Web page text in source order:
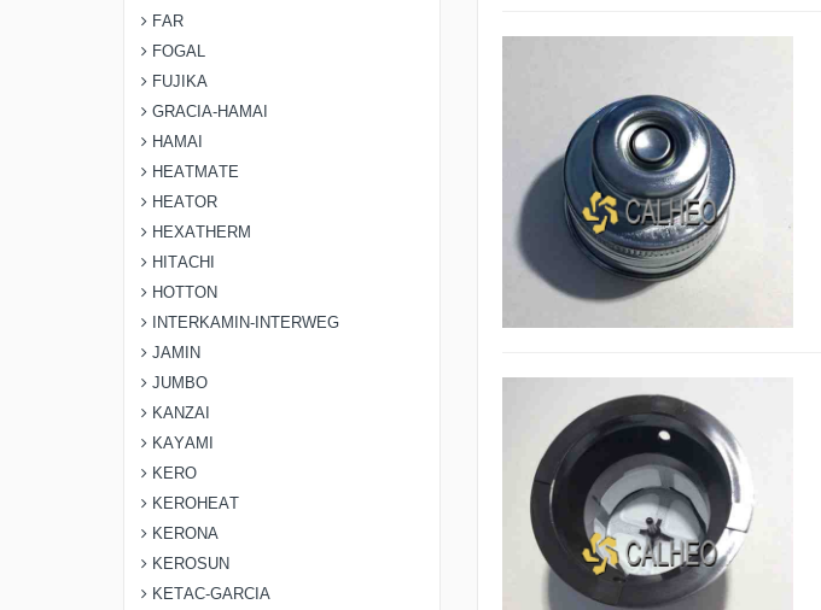
FAR
FOGAL
FUJIKA
GRACIA-HAMAI
HAMAI
HEATMATE
HEATOR
HEXATHERM
HITACHI
HOTTON
INTERKAMIN-INTERWEG
JAMIN
JUMBO
KANZAI
KAYAMI
KERO
KEROHEAT
KERONA
KEROSUN
KETAC-GARCIA